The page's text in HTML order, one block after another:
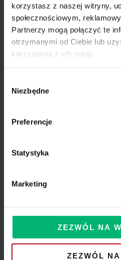
korzystasz z naszej witryny,
społecznościowym,
Partnerzy mogą połączyć te
otrzymanymi od Ciebie lub
korzystania z ich usług.
zgody
Niezbędne
Preferencje
Statystyka
Marketing
ZEZWÓL NA
ZEZWÓL
Ostatnie wpisy
SZAMAŃSKA SZKOŁA ŻYCIA
Czy Masz W Portfelu